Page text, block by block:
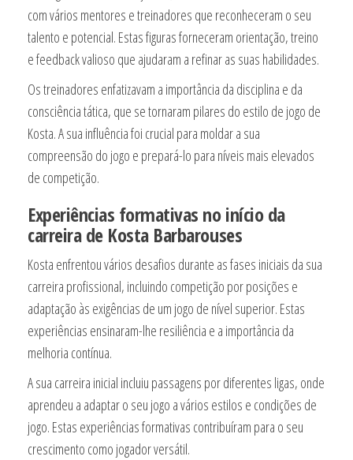
com vários mentores e treinadores que reconheceram o seu
talento e potencial. Estas figuras forneceram orientação, treino
e feedback valioso que ajudaram a refinar as suas habilidades.
Os treinadores enfatizavam a importância da disciplina e da
consciência tática, que se tornaram pilares do estilo de jogo de
Kosta. A sua influência foi crucial para moldar a sua
compreensão do jogo e prepará-lo para níveis mais elevados
de competição.
Experiências formativas no início da
carreira de Kosta Barbarouses
Kosta enfrentou vários desafios durante as fases iniciais da sua
carreira profissional, incluindo competição por posições e
adaptação às exigências de um jogo de nível superior. Estas
experiências ensinaram-lhe resiliência e a importância da
melhoria contínua.
A sua carreira inicial incluiu passagens por diferentes ligas, onde
aprendeu a adaptar o seu jogo a vários estilos e condições de
jogo. Estas experiências formativas contribuíram para o seu
crescimento como jogador versátil.